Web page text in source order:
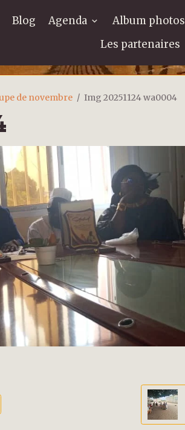
Blog Agenda Album photos
Les partenaires
de novembre Img 20251124 wa0004